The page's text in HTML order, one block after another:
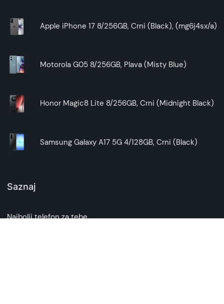
Apple iPhone 17 8/256GB, Crni (Black), (mg6j4sx/a)
Motorola G05 8/256GB, Plava (Misty Blue)
Honor Magic8 Lite 8/256GB, Crni (Midnight Black)
Samsung Galaxy A17 5G 4/128GB, Crni (Black)
Saznaj
Najbolji telefon za tebe